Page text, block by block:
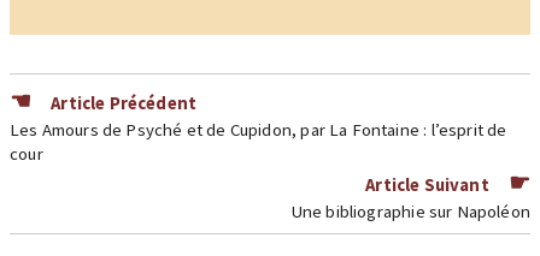
Article Précédent
Les Amours de Psyché et de Cupidon, par La Fontaine : l’esprit de
cour
Article Suivant
Une bibliographie sur Napoléon